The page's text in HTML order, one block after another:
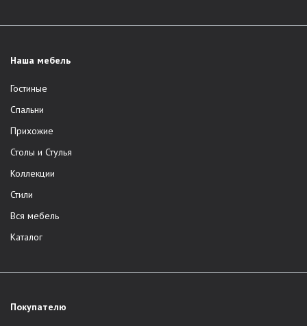
Наша мебель
Гостиные
Спальни
Прихожие
Столы и Стулья
Коллекции
Стили
Вся мебель
Каталог
Покупателю